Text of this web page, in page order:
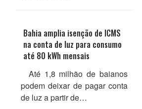
Bahia amplia isenção de ICMS
na conta de luz para consumo
até 80 kWh mensais
Até 1,8 milhão de baianos
podem deixar de pagar conta
de luz a partir de…